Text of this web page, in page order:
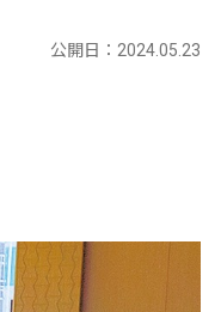
公開日：2024.05.23